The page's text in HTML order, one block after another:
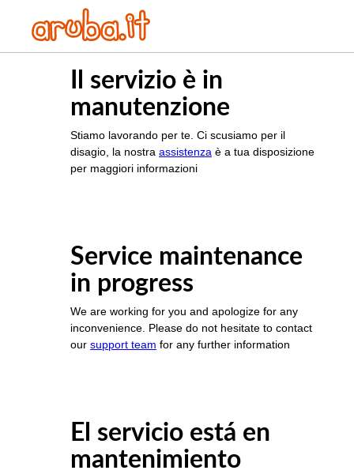
Il servizio è in
manutenzione
Stiamo lavorando per te. Ci scusiamo per il
disagio, la nostra assistenza è a tua disposizione
per maggiori informazioni
Service maintenance
in progress
We are working for you and apologize for any
inconvenience. Please do not hesitate to contact
our support team for any further information
El servicio está en
mantenimiento